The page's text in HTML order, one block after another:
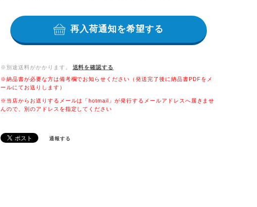
再入荷通知を希望する
※別途送料がかかります。
送料を確認する
※納品書が必要な方は備考欄でお知らせください（発送完了後に納品書PDFをメ
ールにてお送りします）
※当店からお送りするメールは「hotmail」が発行するメールアドレスへ届きませ
んので、別のアドレスを指定してください
通報する